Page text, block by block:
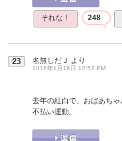
それな！ 248
23 名無しだＪ より
2016年1月16日 12:52 PM
去年の紅白で、おばあち
不払い運動。